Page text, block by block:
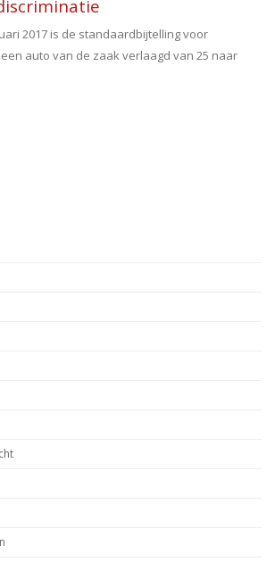
2017 is de standaardbijtelling voor
auto van de zaak verlaagd van 25 naar